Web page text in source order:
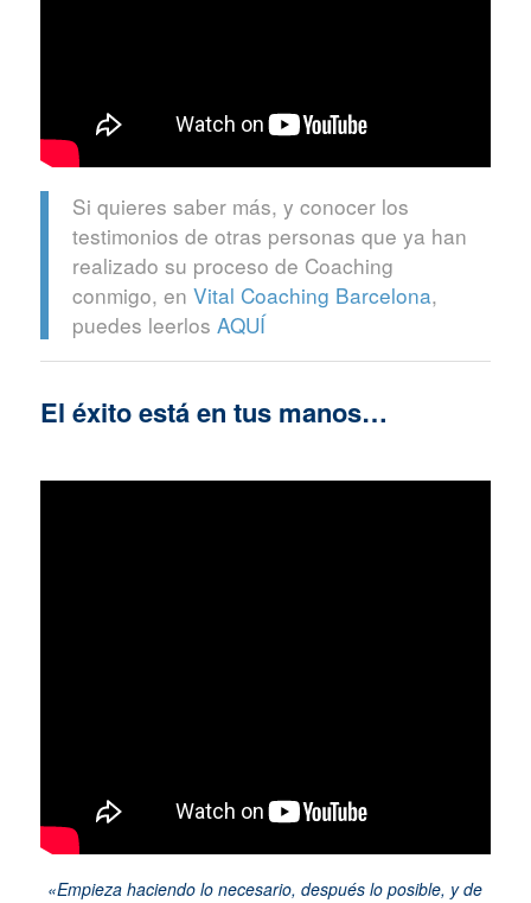
Si quieres saber más, y conocer los
testimonios de otras personas que ya han
realizado su proceso de Coaching
conmigo, en Vital Coaching Barcelona,
puedes leerlos AQUÍ
El éxito está en tus manos…
«Empieza haciendo lo necesario, después lo posible, y de